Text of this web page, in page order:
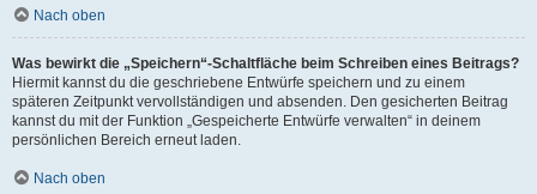
Nach oben
Was bewirkt die „Speichern“-Schaltfläche beim Schreiben eines Beitrags?
Hiermit kannst du die geschriebene Entwürfe speichern und zu einem
späteren Zeitpunkt vervollständigen und absenden. Den gesicherten Beitrag
kannst du mit der Funktion „Gespeicherte Entwürfe verwalten“ in deinem
persönlichen Bereich erneut laden.
Nach oben